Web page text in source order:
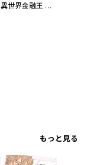
異世界金融王 ～クローネ・ゴルディオンの覇道～
もっと見る